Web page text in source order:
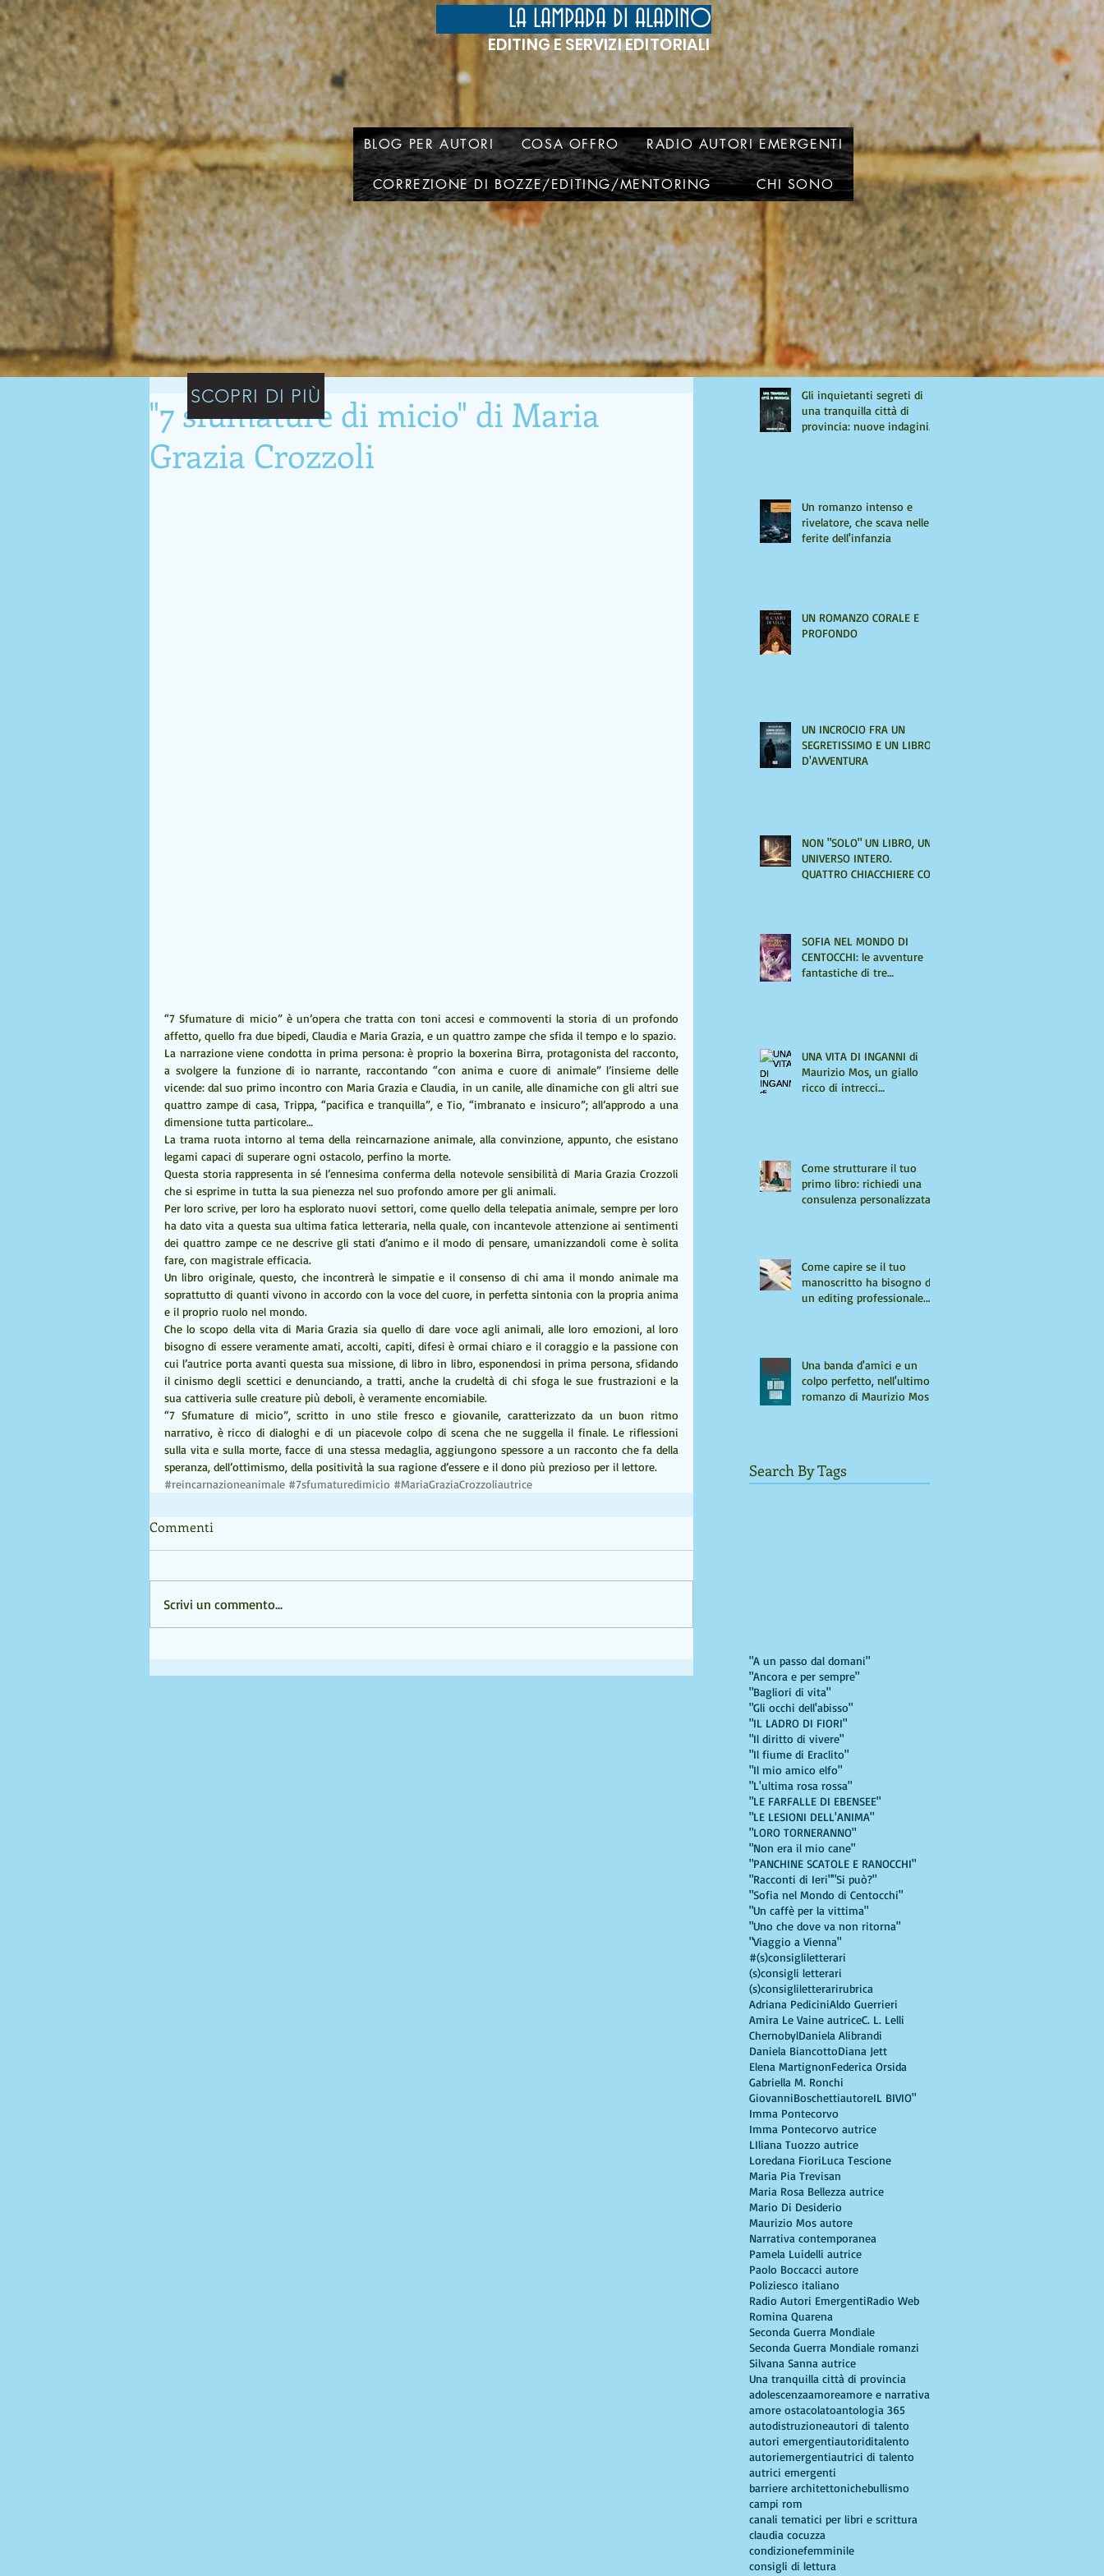
EDITING E SERVIZI EDITORIALI
LA LAMPADA DI ALADINO
BLOG PER AUTORI COSA OFFRO RADIO AUTORI EMERGENTI
CORREZIONE DI BOZZE/EDITING/MENTORING CHI SONO
"7 sfumature di micio" di Maria
Grazia Crozzoli
“7 Sfumature di micio” è un’opera che tratta con toni accesi e commoventi la storia di un profondo
affetto, quello fra due bipedi, Claudia e Maria Grazia, e un quattro zampe che sfida il tempo e lo spazio.
La narrazione viene condotta in prima persona: è proprio la boxerina Birra, protagonista del racconto,
a svolgere la funzione di io narrante, raccontando “con anima e cuore di animale” l’insieme delle
vicende: dal suo primo incontro con Maria Grazia e Claudia, in un canile, alle dinamiche con gli altri sue
quattro zampe di casa, Trippa, “pacifica e tranquilla”, e Tio, “imbranato e insicuro”; all’approdo a una
dimensione tutta particolare…
La trama ruota intorno al tema della reincarnazione animale, alla convinzione, appunto, che esistano
legami capaci di superare ogni ostacolo, perfino la morte.
Questa storia rappresenta in sé l’ennesima conferma della notevole sensibilità di Maria Grazia Crozzoli
che si esprime in tutta la sua pienezza nel suo profondo amore per gli animali.
Per loro scrive, per loro ha esplorato nuovi settori, come quello della telepatia animale, sempre per loro
ha dato vita a questa sua ultima fatica letteraria, nella quale, con incantevole attenzione ai sentimenti
dei quattro zampe ce ne descrive gli stati d’animo e il modo di pensare, umanizzandoli come è solita
fare, con magistrale efficacia.
Un libro originale, questo, che incontrerà le simpatie e il consenso di chi ama il mondo animale ma
soprattutto di quanti vivono in accordo con la voce del cuore, in perfetta sintonia con la propria anima
e il proprio ruolo nel mondo.
Che lo scopo della vita di Maria Grazia sia quello di dare voce agli animali, alle loro emozioni, al loro
bisogno di essere veramente amati, accolti, capiti, difesi è ormai chiaro e il coraggio e la passione con
cui l’autrice porta avanti questa sua missione, di libro in libro, esponendosi in prima persona, sfidando
il cinismo degli scettici e denunciando, a tratti, anche la crudeltà di chi sfoga le sue frustrazioni e la
sua cattiveria sulle creature più deboli, è veramente encomiabile.
“7 Sfumature di micio”, scritto in uno stile fresco e giovanile, caratterizzato da un buon ritmo
narrativo, è ricco di dialoghi e di un piacevole colpo di scena che ne suggella il finale. Le riflessioni
sulla vita e sulla morte, facce di una stessa medaglia, aggiungono spessore a un racconto che fa della
speranza, dell’ottimismo, della positività la sua ragione d’essere e il dono più prezioso per il lettore.
#reincarnazioneanimale #7sfumaturedimicio #MariaGraziaCrozzoliautrice
Commenti
Scrivi un commento...
SCOPRI DI PIÙ
Gli inquietanti segreti di
una tranquilla città di
provincia: nuove indagini
Un romanzo intenso e
rivelatore, che scava nelle
ferite dell'infanzia
UN ROMANZO CORALE E
PROFONDO
UN INCROCIO FRA UN
SEGRETISSIMO E UN LIBRO
D'AVVENTURA
NON "SOLO" UN LIBRO, UN
UNIVERSO INTERO.
QUATTRO CHIACCHIERE CON
SOFIA NEL MONDO DI
CENTOCCHI: le avventure
fantastiche di tre
UNA VITA DI INGANNI di
Maurizio Mos, un giallo
ricco di intrecci
Come strutturare il tuo
primo libro: richiedi una
consulenza personalizzata
Come capire se il tuo
manoscritto ha bisogno di
un editing professionale.
Una banda d'amici e un
colpo perfetto, nell'ultimo
romanzo di Maurizio Mos
Search By Tags
"A un passo dal domani"
"Ancora e per sempre"
"Bagliori di vita"
"Gli occhi dell'abisso"
"IL LADRO DI FIORI"
"Il diritto di vivere"
"Il fiume di Eraclito"
"Il mio amico elfo"
"L'ultima rosa rossa"
"LE FARFALLE DI EBENSEE"
"LE LESIONI DELL'ANIMA"
"LORO TORNERANNO"
"Non era il mio cane"
"PANCHINE SCATOLE E RANOCCHI"
"Racconti di Ieri""Si può?"
"Sofia nel Mondo di Centocchi"
"Un caffè per la vittima"
"Uno che dove va non ritorna"
"Viaggio a Vienna"
#(s)consigliletterari
(s)consigli letterari
(s)consigliletterarirubrica
Adriana PediciniAldo Guerrieri
Amira Le Vaine autriceC. L. Lelli
ChernobylDaniela Alibrandi
Daniela BiancottoDiana Jett
Elena MartignonFederica Orsida
Gabriella M. Ronchi
GiovanniBoschettiautoreIL BIVIO"
Imma Pontecorvo
Imma Pontecorvo autrice
LIliana Tuozzo autrice
Loredana FioriLuca Tescione
Maria Pia Trevisan
Maria Rosa Bellezza autrice
Mario Di Desiderio
Maurizio Mos autore
Narrativa contemporanea
Pamela Luidelli autrice
Paolo Boccacci autore
Poliziesco italiano
Radio Autori EmergentiRadio Web
Romina Quarena
Seconda Guerra Mondiale
Seconda Guerra Mondiale romanzi
Silvana Sanna autrice
Una tranquilla città di provincia
adolescenzaamoreamore e narrativa
amore ostacolatoantologia 365
autodistruzioneautori di talento
autori emergentiautoriditalento
autoriemergentiautrici di talento
autrici emergenti
barriere architettonichebullismo
campi rom
canali tematici per libri e scrittura
claudia cocuzza
condizionefemminile
consigli di lettura